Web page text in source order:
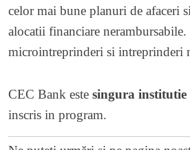
celor mai bune planuri de afaceri
alocatii financiare
microintreprinderi si intreprinderi
CEC Bank este singura institutie
inscris in program.